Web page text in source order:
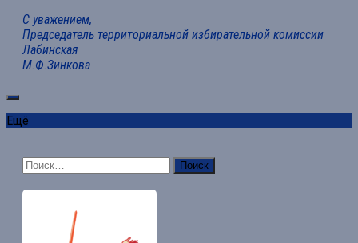
С уважением,
Председатель территориальной избирательной комиссии
Лабинская
М.Ф.Зинкова
Ещё
Найти: